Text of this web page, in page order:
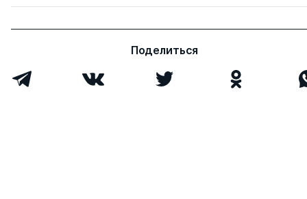
Поделиться